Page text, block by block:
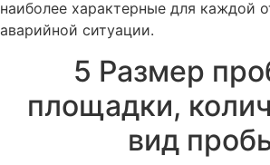
наиболее характерные для каждой
аварийной ситуации.
5 Размер
площадки,
вид